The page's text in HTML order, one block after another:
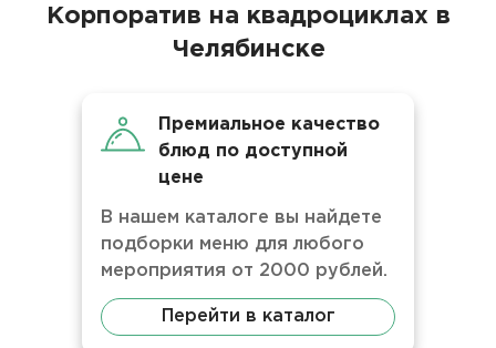
Корпоратив на квадроциклах в
Челябинске
Премиальное качество
блюд по доступной
цене
В нашем каталоге вы найдете
подборки меню для любого
мероприятия от 2000 рублей.
Перейти в каталог